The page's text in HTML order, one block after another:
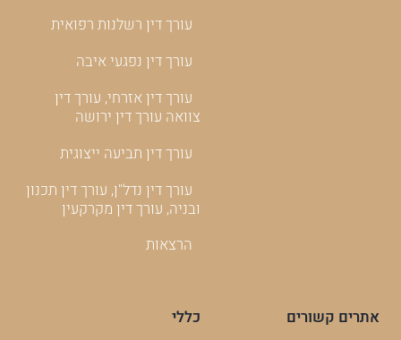
עורך דין רשלנות רפואית
עורך דין נפגעי איבה
עורך דין אזרחי, עורך דין
צוואה עורך דין ירושה
עורך דין תביעה ייצוגית
עורך דין נדל"ן, עורך דין תכנון
ובניה, עורך דין מקרקעין
הרצאות
אתרים קשורים כללי